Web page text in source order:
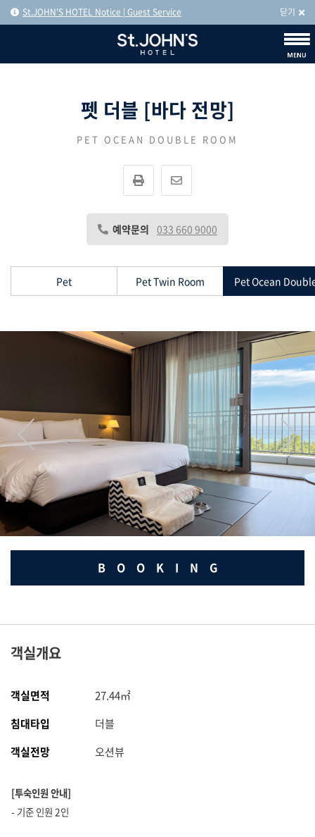
St.JOHN'S HOTEL Notice | Guest Service 닫기
펫 더블 [바다 전망]
PET OCEAN DOUBLE ROOM
예약문의 033 660 9000
Pet Pet Twin Room Pet Ocean
BOOKING
객실개요
객실면적
27.44㎡
침대타입
더블
객실전망
오션뷰
[투숙인원 안내]
- 기준 인원 2인